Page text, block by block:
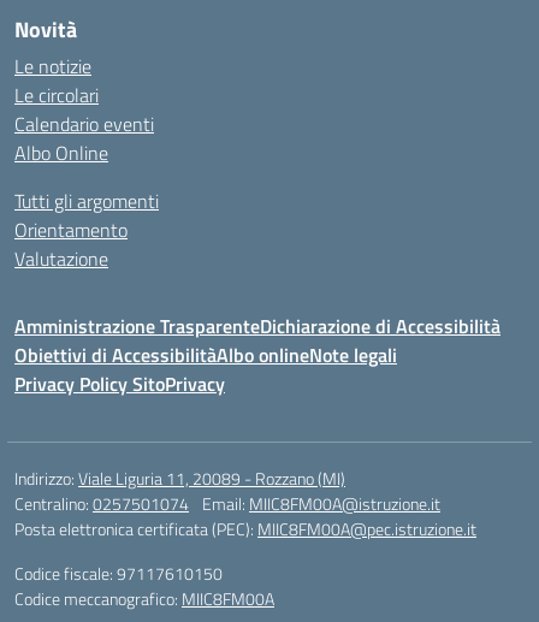
Novità
Le notizie
Le circolari
Calendario eventi
Albo Online
Tutti gli argomenti
Orientamento
Valutazione
Amministrazione TrasparenteDichiarazione di Accessibilità
Obiettivi di AccessibilitàAlbo onlineNote legali
Privacy Policy SitoPrivacy
Indirizzo:Viale Liguria 11, 20089 - Rozzano (MI)
Centralino:0257501074 Email: MIIC8FM00A@istruzione.it
Posta elettronica certificata (PEC): MIIC8FM00A@pec.istruzione.it
Codice fiscale: 97117610150
Codice meccanografico: MIIC8FM00A